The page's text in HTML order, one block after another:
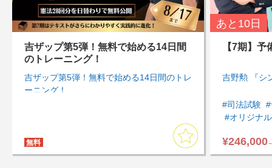
吉ザップ第5弾！無料で始める14日間
のトレーニング！
吉ザップ第5弾！無料で始める14日間のトレ
ーニング！
無料
【7期】
吉野勲 『シ
#司法試験
#オリジナ
#アウトプ
#まとめて
¥246,000 ～
あと 10日